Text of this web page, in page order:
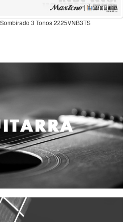
Guitarra Electrica con Funda